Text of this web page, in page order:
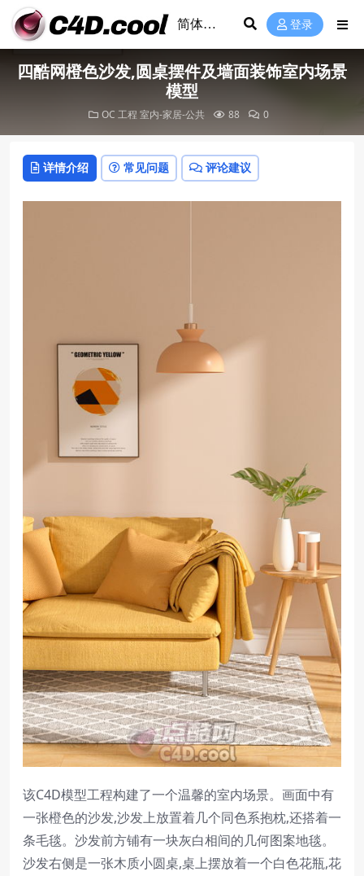
登录
四酷网橙色沙发,圆桌摆件及墙面装饰室内场景
模型
OC 工程 室内-家居-公共 88 0
详情介绍 常见问题 评论建议
该C4D模型工程构建了一个温馨的室内场景。画面中有
一张橙色的沙发,沙发上放置着几个同色系抱枕,还搭着一
条毛毯。沙发前方铺有一块灰白相间的几何图案地毯。
沙发右侧是一张木质小圆桌,桌上摆放着一个白色花瓶,花